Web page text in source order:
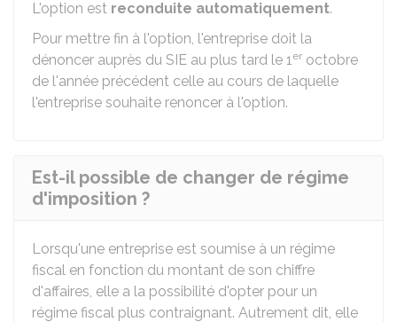
L'option est reconduite automatiquement.
Pour mettre fin à l'option, l'entreprise doit la
dénoncer auprès du SIE au plus tard le 1er octobre
de l'année précédent celle au cours de laquelle
l'entreprise souhaite renoncer à l'option.
Est-il possible de changer de régime
d'imposition ?
Lorsqu'une entreprise est soumise à un régime
fiscal en fonction du montant de son chiffre
d'affaires, elle a la possibilité d'opter pour un
régime fiscal plus contraignant. Autrement dit, elle